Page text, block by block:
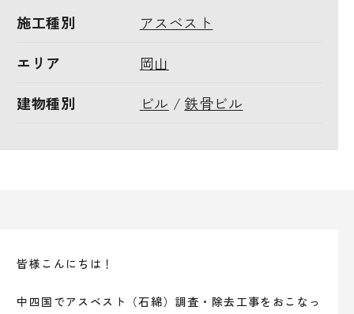
施工種別
アスベスト
エリア
岡山
建物種別
ビル 鉄骨ビル
皆様こんにちは！
中四国でアスベスト（石綿）調査・除去工事をおこなっ